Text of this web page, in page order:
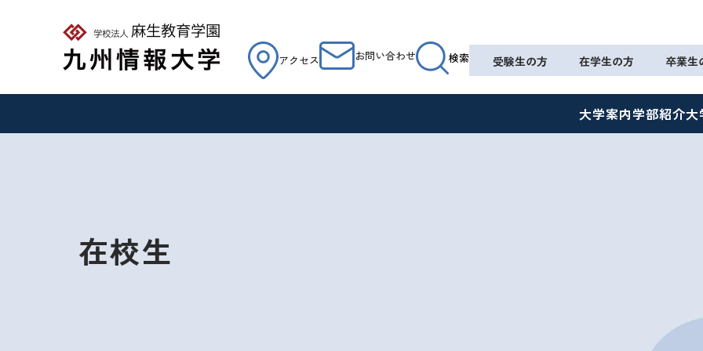
アクセス お問い合わせ 検索 受験生の方 在学生の方 卒業生
大学案内学部紹介大
在校生